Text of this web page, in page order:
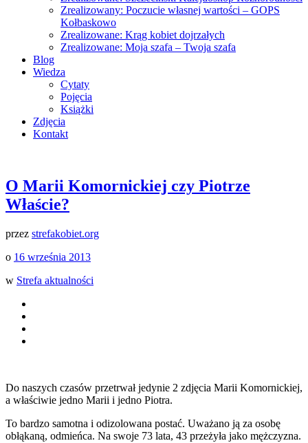
Zrealizowany: Poczucie własnej wartości – GOPS
Kołbaskowo
Zrealizowane: Krąg kobiet dojrzałych
Zrealizowane: Moja szafa – Twoja szafa
Blog
Wiedza
Cytaty
Pojęcia
Książki
Zdjęcia
Kontakt
O Marii Komornickiej czy Piotrze
Właście?
przez strefakobiet.org
o 16 września 2013
w Strefa aktualności
Do naszych czasów przetrwał jedynie 2 zdjęcia Marii Komornickiej,
a właściwie jedno Marii i jedno Piotra.
To bardzo samotna i odizolowana postać. Uważano ją za osobę
obłąkaną, odmieńca. Na swoje 73 lata, 43 przeżyła jako mężczyzna.